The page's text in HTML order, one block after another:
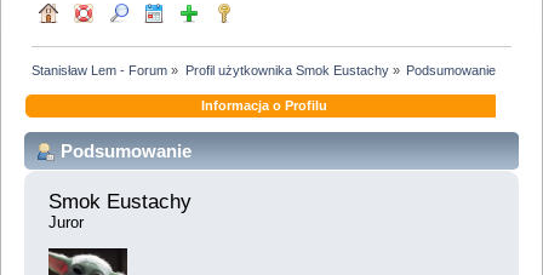
Stanisław Lem - Forum » Profil użytkownika Smok Eustachy» Podsumowanie
Informacja o Profilu
Podsumowanie
Smok Eustachy
Juror